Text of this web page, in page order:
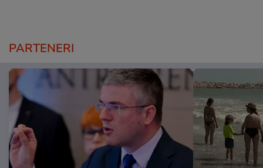
PARTENERI